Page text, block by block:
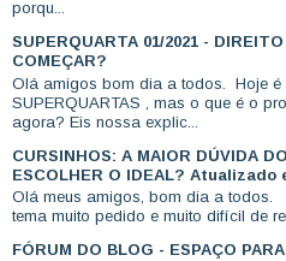
porqu...
SUPERQUARTA 01/2021 -
COMEÇAR?
Olá amigos bom dia a todos. Hoje é
SUPERQUARTAS , mas o que é o
agora? Eis nossa explic...
CURSINHOS: A MAIOR DÚVIDA
ESCOLHER O IDEAL? Atualizado
Olá meus amigos, bom dia a todos.
tema muito pedido e muito difícil de
FÓRUM DO BLOG - ESPAÇO